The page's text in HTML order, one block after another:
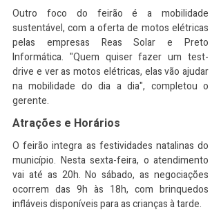
Outro foco do feirão é a mobilidade
sustentável, com a oferta de motos elétricas
pelas empresas Reas Solar e Preto
Informática. "Quem quiser fazer um test-
drive e ver as motos elétricas, elas vão ajudar
na mobilidade do dia a dia", completou o
gerente.
Atrações e Horários
O feirão integra as festividades natalinas do
município. Nesta sexta-feira, o atendimento
vai até as 20h. No sábado, as negociações
ocorrem das 9h às 18h, com brinquedos
infláveis disponíveis para as crianças à tarde.